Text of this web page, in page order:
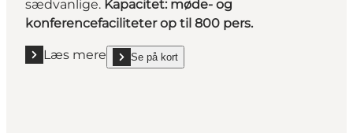
sædvanlige. Kapacitet: møde- og
konferencefaciliteter op til 800 pers.
Læs mere
Læs mere "Bag tremmer på FÆNGSLET"
Se på kort
show Bag tremmer på FÆNGSLET on_map